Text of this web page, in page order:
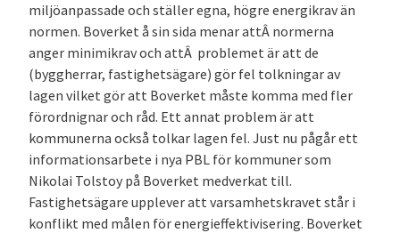
miljöanpassade och ställer egna, högre energikrav än
normen. Boverket å sin sida menar attÂ normerna
anger minimikrav och attÂ problemet är att de
(byggherrar, fastighetsägare) gör fel tolkningar av
lagen vilket gör att Boverket måste komma med fler
förordnignar och råd. Ett annat problem är att
kommunerna också tolkar lagen fel. Just nu pågår ett
informationsarbete i nya PBL för kommuner som
Nikolai Tolstoy på Boverket medverkat till.
Fastighetsägare upplever att varsamhetskravet står i
konflikt med målen för energieffektivisering. Boverket